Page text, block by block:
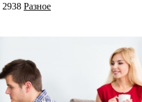
2938 Разное